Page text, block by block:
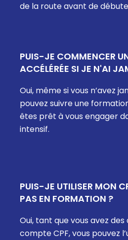
de la route avant de
PUIS-JE COMMENCER
ACCÉLÉRÉE SI JE N'AI
Oui, même si vous n’avez
pouvez suivre une
êtes prêt à vous engager
intensif.
PUIS-JE UTILISER MON
PAS EN FORMATION ?
Oui, tant que vous avez
compte CPF, vous pouvez